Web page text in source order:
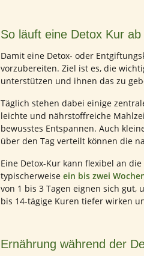
So läuft eine Detox Kur ab
Damit eine Detox- oder
vorzubereiten. Ziel ist es, die
unterstützen und ihnen das zu
Täglich stehen dabei einige
leichte und nährstoffreiche
bewusstes Entspannen. Auch
über den Tag verteilt können die
Eine Detox-Kur kann flexibel an
typischerweise ein bis zwei
von 1 bis 3 Tagen eignen sich gut,
bis 14-tägige Kuren tiefer wirken
Ernährung während der